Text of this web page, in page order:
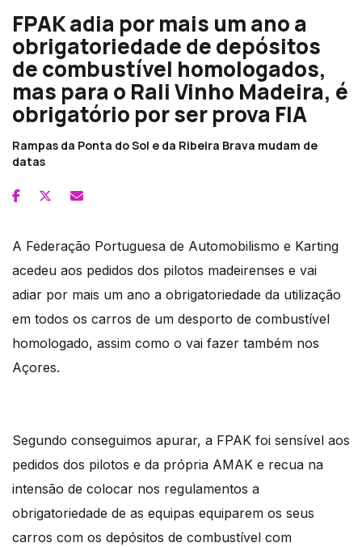
FPAK adia por mais um ano a
obrigatoriedade de depósitos
de combustível homologados,
mas para o Rali Vinho Madeira, é
obrigatório por ser prova FIA
Rampas da Ponta do Sol e da Ribeira Brava mudam de
datas
A Federação Portuguesa de Automobilismo e Karting
acedeu aos pedidos dos pilotos madeirenses e vai
adiar por mais um ano a obrigatoriedade da utilização
em todos os carros de um desporto de combustível
homologado, assim como o vai fazer também nos
Açores.
Segundo conseguimos apurar, a FPAK foi sensível aos
pedidos dos pilotos e da própria AMAK e recua na
intensão de colocar nos regulamentos a
obrigatoriedade de as equipas equiparem os seus
carros com os depósitos de combustível com